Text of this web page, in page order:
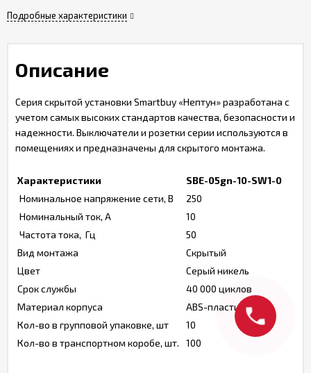
Подробные характеристики
Описание
Серия скрытой установки Smartbuy «Нептун» разработана с
учетом самых высоких стандартов качества, безопасности и
надежности. Выключатели и розетки серии используются в
помещениях и предназначены для скрытого монтажа.
Характеристики
SBE-05gn-10-SW1-0
Номинальное напряжение сети, В
250
Номинальный ток, А
10
Частота тока, Гц
50
Вид монтажа
Скрытый
Цвет
Серый никель
Срок службы
40 000 циклов
Материал корпуса
ABS-пластик
Кол-во в групповой упаковке, шт
10
Кол-во в транспортном коробе, шт.
100